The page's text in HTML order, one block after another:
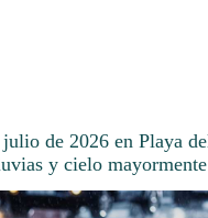
de 2026 en Playa
y cielo